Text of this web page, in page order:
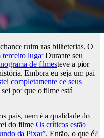
ruim nas bilheterias. O
terceiro lugarDurante seu
de filmesteve a pior
Embora eu seja um pai
completamente de seus
por que o filme está
pais, nem é a qualidade do
do filme Os críticos estão
da Pixar”. Então, o que é?